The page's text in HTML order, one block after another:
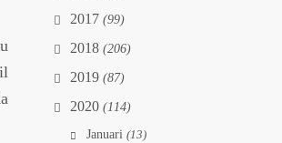
2017(99)
2018(206)
2019(87)
2020(114)
Januari(13)